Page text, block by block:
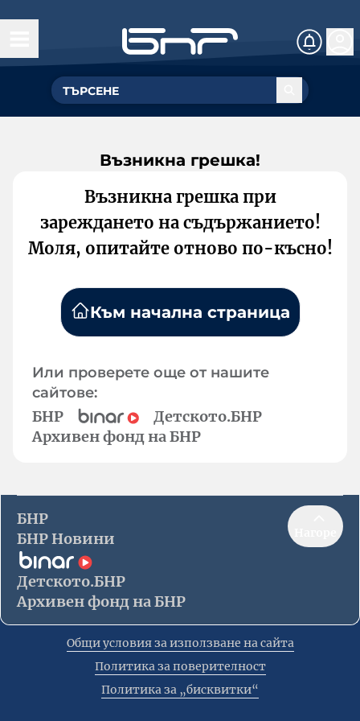
Възникна грешка!
Възникна грешка при
зареждането на съдържанието!
Моля, опитайте отново по-късно!
Към начална страница
Или проверете още от нашите
сайтове:
БНР
Детското.БНР
Архивен фонд на БНР
БНР
БНР Новини
Детското.БНР
Архивен фонд на БНР
Общи условия за използване на сайта
Политика за поверителност
Политика за „бисквитки“